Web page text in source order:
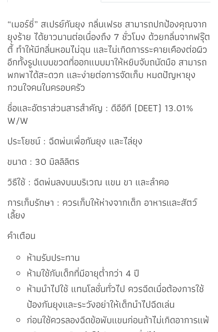
“เมอร์ซี่” สเปรย์กันยุง กลิ่นเฟรช สามารถปกป้องคุณจาก
ยุงร้าย ได้ยาวนานต่อเนื่องถึง 7 ชั่วโมง ด้วยกลิ่นจากฟรุ๊ต
ตี้ ทำให้มีกลิ่นหอมไม่ฉุน และไม่เกิดการระคายเคืองต่อผิว
อีกทั้งรูปแบบขวดที่ออกแบบมาให้หยิบจับถนัดมือ สามารถ
พกพาได้สะดวก และง่ายต่อการจัดเก็บ หมดปัญหายุง
กวนใจคนในครอบครัว
ชื่อและอัตราส่วนสารสำคัญ : ดีอีอีที (DEET) 13.01%
W/W
ประโยชน์ : ฉีดพ่นเพื่อกันยุง และไล่ยุง
ขนาด : 30 มิลลิลิตร
วิธีใช้ : ฉีดพ่นลงบนบริเวณ แขน ขา และลำคอ
การเก็บรักษา : ควรเก็บให้ห่างจากเด็ก อาหารและสัตว์
เลี้ยง
คำเตือน
ห้ามรับประทาน
ห้ามใช้กับเด็กที่มีอายุต่ำกว่า 4 ปี
ห้ามนำไปใช้ แทนโลชั่นทั่วไป ควรฉีดเมื่อต้องการใช้
ป้องกันยุงและระวังอย่าให้เด็กนำไปฉีดเล่น
ก่อนใช้ควรลองฉีดข้อพับแขนก่อนถ้าไม่เกิดอาการแพ้